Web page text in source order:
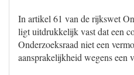
In artikel 61 van de rijkswet
ligt uitdrukkelijk vast dat een
Onderzoeksraad niet een
aansprakelijkheid wegens een